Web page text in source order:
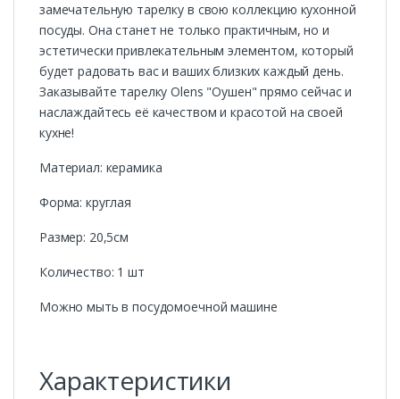
замечательную тарелку в свою коллекцию кухонной
посуды. Она станет не только практичным, но и
эстетически привлекательным элементом, который
будет радовать вас и ваших близких каждый день.
Заказывайте тарелку Olens "Оушен" прямо сейчас и
наслаждайтесь её качеством и красотой на своей
кухне!
Материал: керамика
Форма: круглая
Размер: 20,5см
Количество: 1 шт
Можно мыть в посудомоечной машине
Характеристики